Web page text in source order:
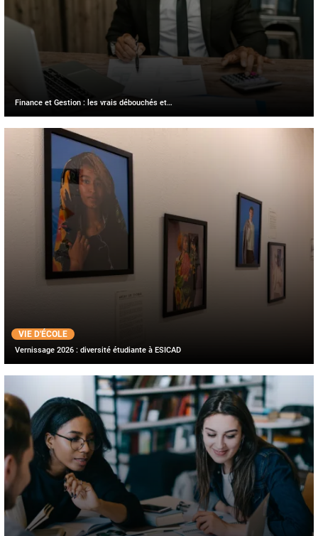
Finance et Gestion : les vrais débouchés et…
VIE D'ÉCOLE
Vernissage 2026 : diversité étudiante à ESICAD